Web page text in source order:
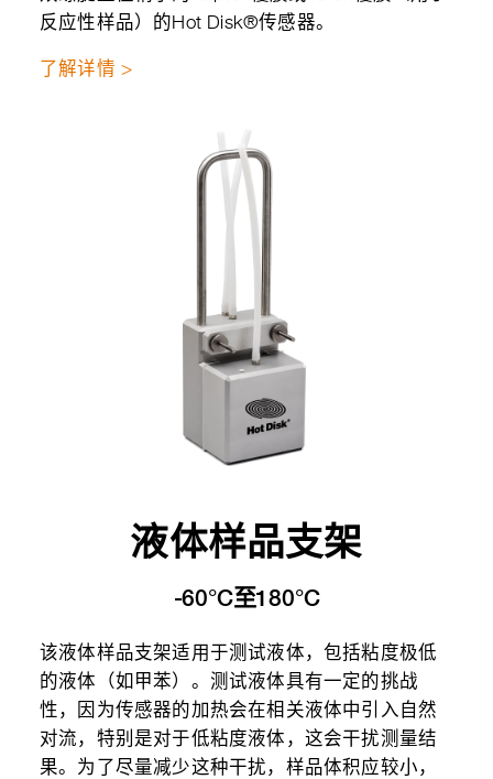
反应性样品）的Hot Disk®传感器。
了解详情 >
液体样品支架
-60°C至180°C
该液体样品支架适用于测试液体，包括粘度极低
的液体（如甲苯）。测试液体具有一定的挑战
性，因为传感器的加热会在相关液体中引入自然
对流，特别是对于低粘度液体，这会干扰测量结
果。为了尽量减少这种干扰，样品体积应较小，